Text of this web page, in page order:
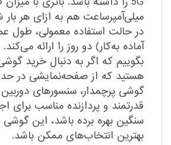
میلی‌آمپرساعت هم به ازای هر
در حالت استفاده معمولی، طول
آماده به‌کار) دو روز را ارائه
بگوییم که اگر به دنبال خرید
هستید که از صفحه‌نمایشی در حد
گوشی پرچمدار، سنسورهای
قدرتمند و پردازنده مناسب برای
سنگین بهره برده باشد، این
بهترین انتخاب‌های ممکن باشد.